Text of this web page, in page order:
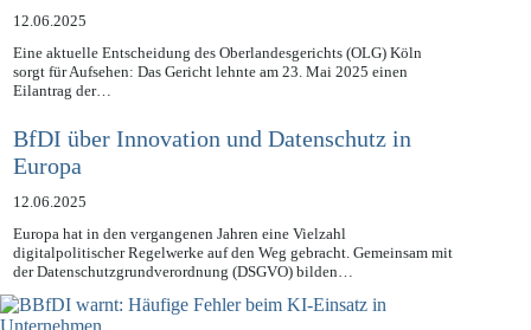
12.06.2025
Eine aktuelle Entscheidung des Oberlandesgerichts (OLG) Köln
sorgt für Aufsehen: Das Gericht lehnte am 23. Mai 2025 einen
Eilantrag der…
BfDI über Innovation und Datenschutz in
Europa
12.06.2025
Europa hat in den vergangenen Jahren eine Vielzahl
digitalpolitischer Regelwerke auf den Weg gebracht. Gemeinsam mit
der Datenschutzgrundverordnung (DSGVO) bilden…